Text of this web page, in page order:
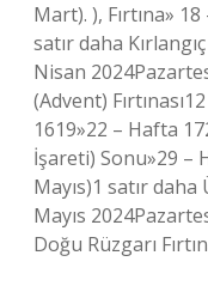
Mart). ), Fırtına»
satır daha
Nisan
(Advent)
1619»22 – Hafta
İşareti) Sonu»29 –
Mayıs)1 satır daha
Mayıs
Doğu Rüzgarı